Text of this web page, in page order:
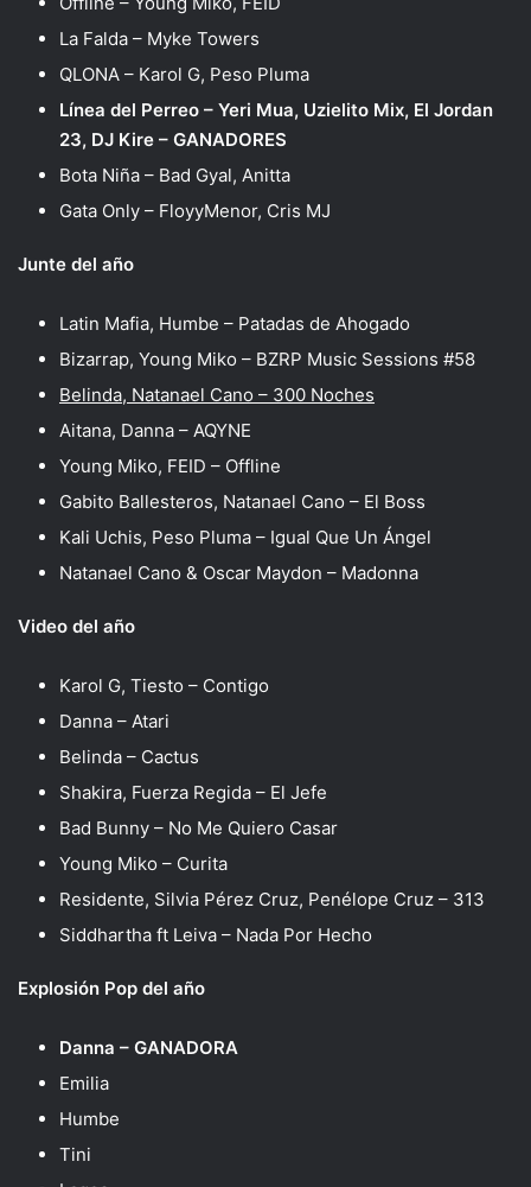
La Falda – Myke Towers
QLONA – Karol G, Peso Pluma
Línea del Perreo – Yeri Mua, Uzielito Mix, El Jordan
23, DJ Kire – GANADORES
Bota Niña – Bad Gyal, Anitta
Gata Only – FloyyMenor, Cris MJ
Junte del año
Latin Mafia, Humbe – Patadas de Ahogado
Bizarrap, Young Miko – BZRP Music Sessions #58
Belinda, Natanael Cano – 300 Noches
Aitana, Danna – AQYNE
Young Miko, FEID – Offline
Gabito Ballesteros, Natanael Cano – El Boss
Kali Uchis, Peso Pluma – Igual Que Un Ángel
Natanael Cano & Oscar Maydon – Madonna
Video del año
Karol G, Tiesto – Contigo
Danna – Atari
Belinda – Cactus
Shakira, Fuerza Regida – El Jefe
Bad Bunny – No Me Quiero Casar
Young Miko – Curita
Residente, Silvia Pérez Cruz, Penélope Cruz – 313
Siddhartha ft Leiva – Nada Por Hecho
Explosión Pop del año
Danna – GANADORA
Emilia
Humbe
Tini